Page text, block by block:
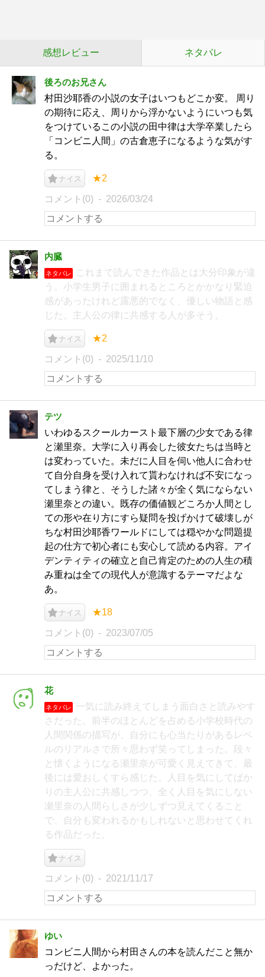
感想レビュー ネタバレ
後ろのお兄さん
村田沙耶香の小説の女子はいつもどこか変。 周り
の期待に応え、周りから浮かないようにいつも気
をつけているこの小説の田中律は大学卒業したら
「コンビニ人間」の古倉恵子になるような気がす
る。
ナイス ★2
コメント(0) 2026/03/24
内臓
ネタバレ
これまで読んできた作品とは大分印象が違
う。小学生男子に囲まれるところとかかなり緊迫
感があったけれど露悪的でなく、優しい物語と感
じた。主人公の律に共感する人が多そう。
ナイス ★2
コメント(0) 2025/11/10
テツ
いわゆるスクールカースト最下層の少女である律
と瀬里奈。大学に入り再会した彼女たちは当時と
は変わっていた。未だに人目を伺い他人に合わせ
て自分自身を受け入れて貰わなければ不安になっ
てしまう律と、そうした諸々が全く気にならない
瀬里奈との違い。既存の価値観どころか人間とし
ての形や在り方にすら疑問を投げかけて破壊しが
ちな村田沙耶香ワールドにしては穏やかな問題提
起の仕方で初心者にも安心して読める内容。アイ
デンティティの確立と自己肯定のための人生の積
み重ねは全ての現代人が意識するテーマだよな
あ。
ナイス ★18
コメント(0) 2023/07/05
花
ネタバレ
一気に読み終えてしまう面白さと読みやす
さだった。前半のほとんどを占める小学校時代の
人間関係の描写が、自分にも心当たりがあるレベ
ルのリアルさで所々思わず笑ってしまった。段々
と懐くようになる瀬里奈が可愛く見えてきて、最
後には愛おしくすら感じた。人目を気にしてばか
りの主人公に共感しつつ、全く人目を気にしない
瀬里奈の人間らしさが少しずつ見えてくること
で、自分も変われるかもしれないと思わせてくれ
る作品だった。
ナイス
コメント(0) 2021/11/17
ゆい
コンビニ人間から村田さんの本を読んだこと無か
っだけど、よかった。